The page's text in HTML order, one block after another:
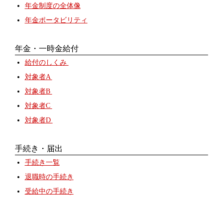
年金制度の全体像
年金ポータビリティ
年金・一時金給付
給付のしくみ
対象者A
対象者B
対象者C
対象者D
手続き・届出
手続き一覧
退職時の手続き
受給中の手続き